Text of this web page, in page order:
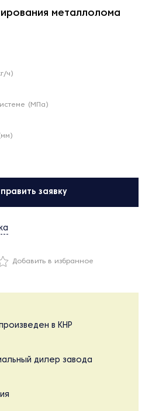
металлолома
ч)
(МПа)
заявку
Добавить в избранное
в КНР
дилер завода